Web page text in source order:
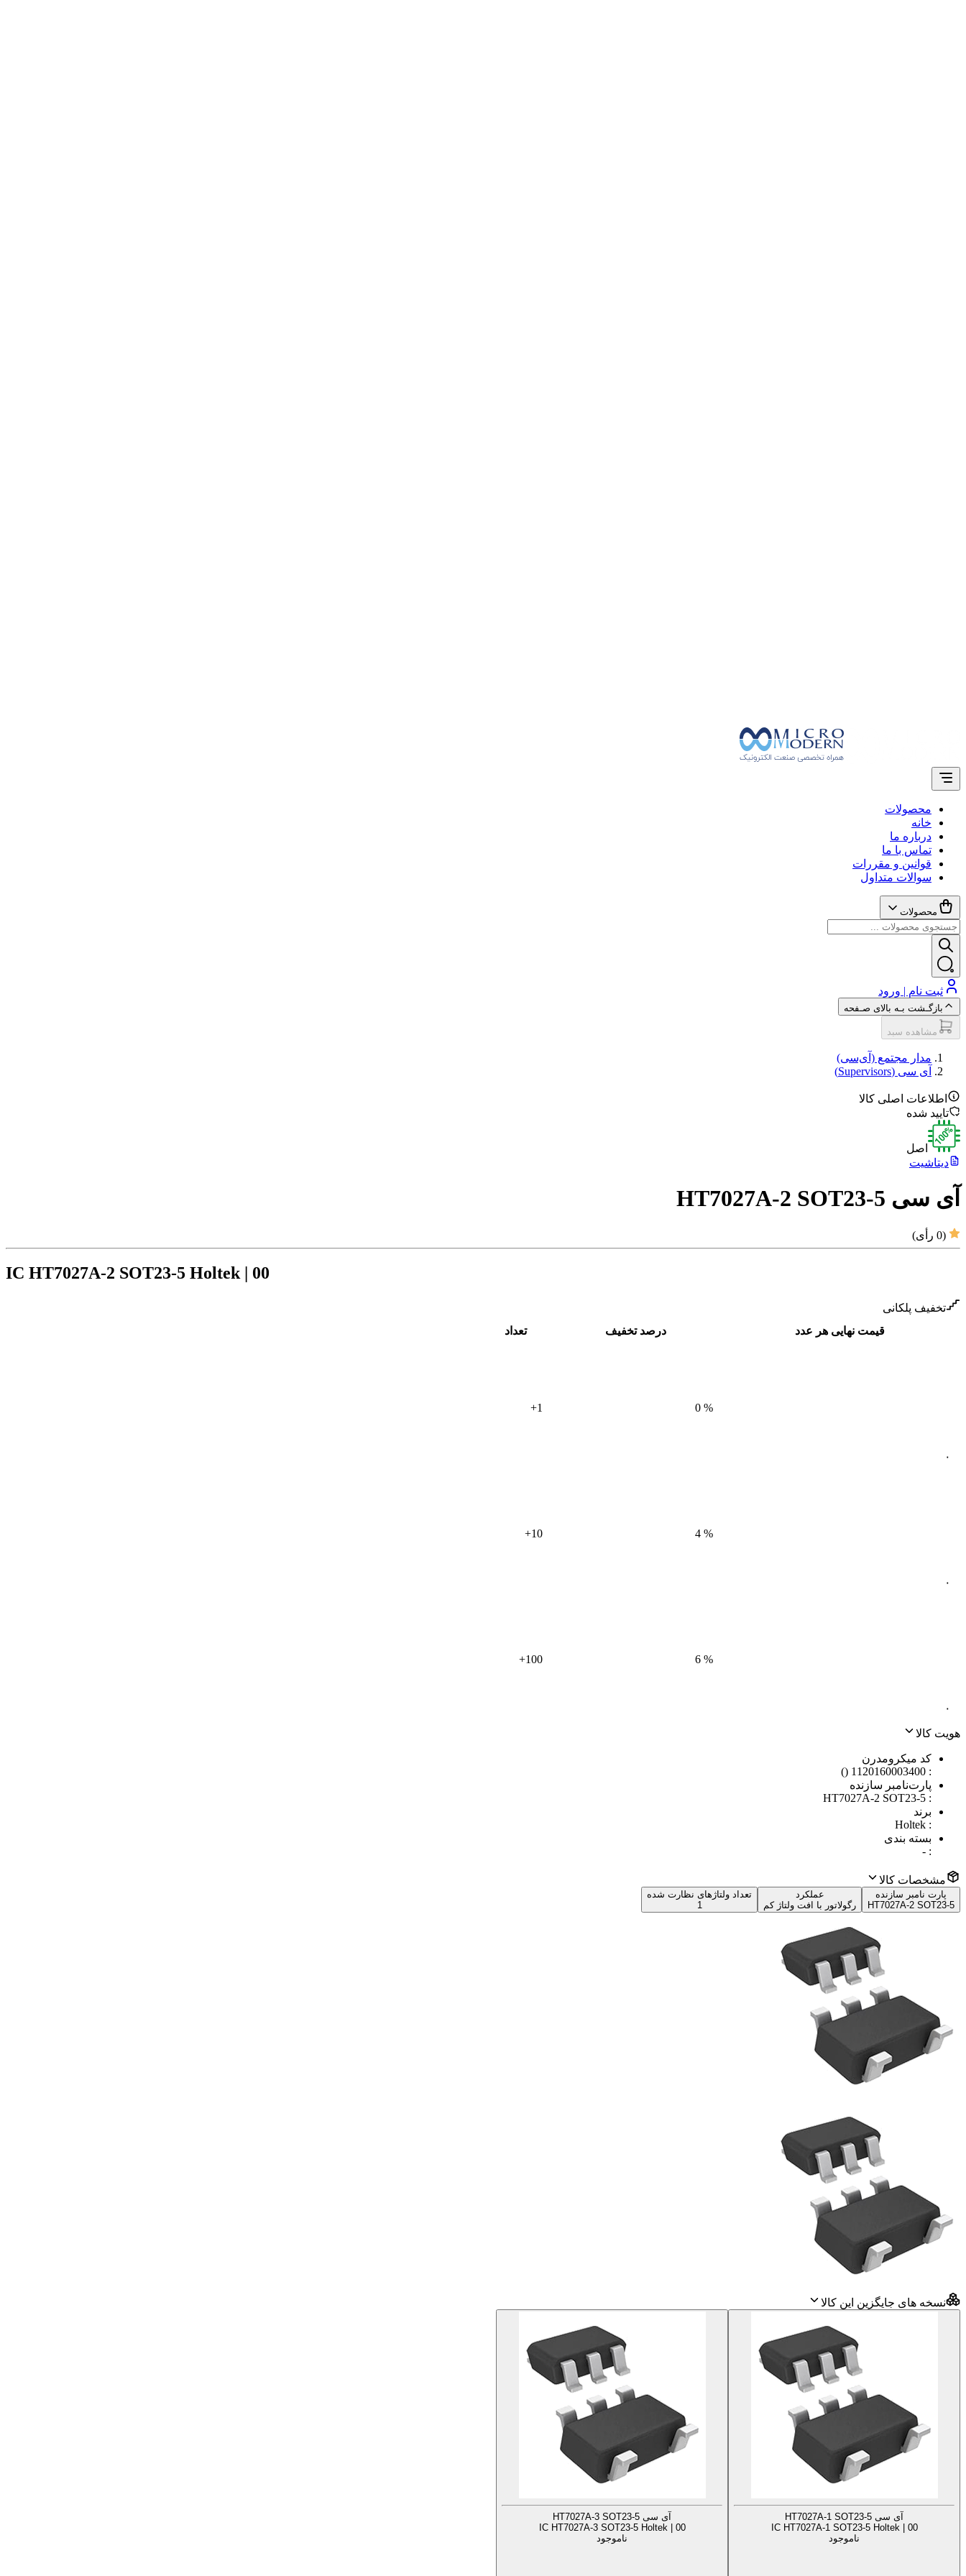
محصولات
خانه
درباره ما
تماس با ما
قوانین و مقررات
سوالات متداول
محصولات
ثبت نام | ورود
بازگـشت بـه بالای صـفحه
مشاهده سبد
مدار مجتمع (آی‌سی‌)
آی سی (Supervisors)
اطلاعات اصلی کالا
تایید شده
اصل
دیتاشیت
آی سی HT7027A-2 SOT23-5
(
0 رأی)
IC HT7027A-2 SOT23-5 Holtek | 00
تخفیف پلکانی
قیمت نهایی هر عدد
درصد تخفیف تعداد
۰
%
0
1
+
۰
%
4
10
+
۰
%
6
100
+
هویت کالا
کد میکرومدرن
:
1120160003400 ()
پارت‌نامبر سازنده
:
HT7027A-2 SOT23-5
برند
:
Holtek
بسته بندی
:
-
مشخصات کالا
پارت نامبر سازنده
HT7027A-2 SOT23-5
عملکرد
رگولاتور با افت ولتاژ کم
تعداد ولتاژهای نظارت‌ شده
1
نسخه های جایگزین این کالا
آی سی HT7027A-1 SOT23-5
IC HT7027A-1 SOT23-5 Holtek | 00
ناموجود
آی سی HT7027A-3 SOT23-5
IC HT7027A-3 SOT23-5 Holtek | 00
ناموجود